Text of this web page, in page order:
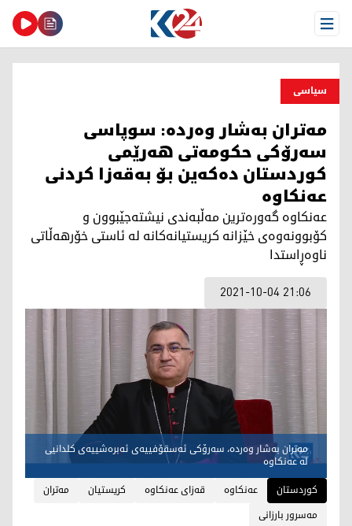
Open Menu
سیاسی
مه‌تران به‌شار وه‌رده: سوپاسی
سه‌رۆكی حكومه‌تی هه‌رێمی
كوردستان ده‌كه‌ین بۆ به‌قه‌زا كردنی
عه‌نكاوه‌
عه‌نكاوه‌ گه‌وره‌ترین مه‌ڵبه‌ندی نیشته‌جێبوون و
كۆبوونه‌وه‌ی خێزانه‌ كریستیانه‌كانه‌ له‌ ئاستی خۆرهه‌ڵاتی
ناوه‌ڕاستدا
2021-10-04 21:06
مه‌تران به‌شار وه‌رده‌، سه‌رۆكی ئه‌سقۆفییه‌ی ئه‌بره‌شییه‌ی كلدانیی
له‌ عه‌نكاوه‌
کوردستان
عه‌نكاوه‌ قه‌زای عه‌نكاوه‌ كریستیان
مه‌تران
مه‌سرور بارزانی